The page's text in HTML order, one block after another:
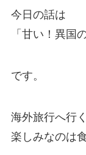
今日の話は
「甘い！異国
です。
海外旅行へ行
楽しみなのは